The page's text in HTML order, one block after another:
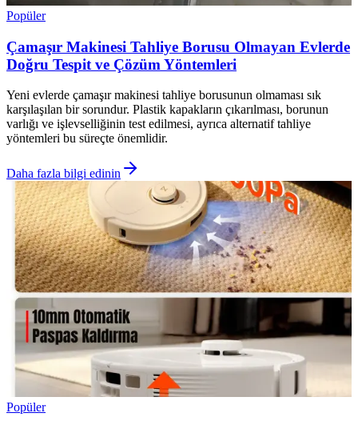
Popüler
Çamaşır Makinesi Tahliye Borusu Olmayan Evlerde
Doğru Tespit ve Çözüm Yöntemleri
Yeni evlerde çamaşır makinesi tahliye borusunun olmaması sık
karşılaşılan bir sorundur. Plastik kapakların çıkarılması, borunun
varlığı ve işlevselliğinin test edilmesi, ayrıca alternatif tahliye
yöntemleri bu süreçte önemlidir.
Daha fazla bilgi edinin
Popüler